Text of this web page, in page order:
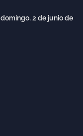
2 de junio de